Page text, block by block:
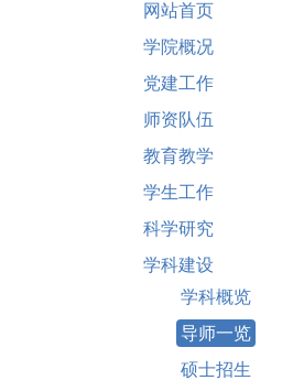
网站首页
学院概况
党建工作
师资队伍
教育教学
学生工作
科学研究
学科建设
学科概览
导师一览
硕士招生